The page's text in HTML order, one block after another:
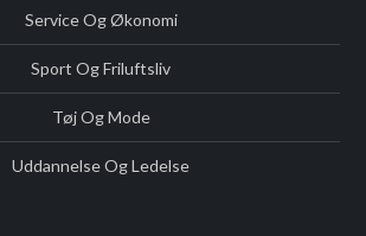
Service Og Økonomi
Sport Og Friluftsliv
Tøj Og Mode
Uddannelse Og Ledelse